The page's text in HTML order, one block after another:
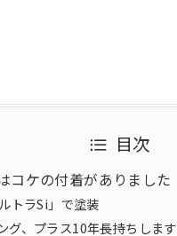
目次
コケの付着がありました
トラSi」で塗装
グ、プラス10年長持ちします